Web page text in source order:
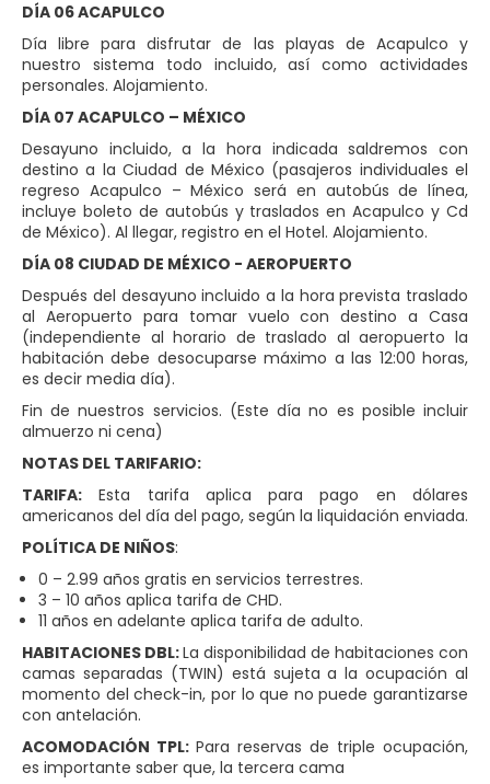
DÍA 06 ACAPULCO
Día libre para disfrutar de las playas de Acapulco y
nuestro sistema todo incluido, así como actividades
personales. Alojamiento.
DÍA 07 ACAPULCO – MÉXICO
Desayuno incluido, a la hora indicada saldremos con
destino a la Ciudad de México (pasajeros individuales el
regreso Acapulco – México será en autobús de línea,
incluye boleto de autobús y traslados en Acapulco y Cd
de México). Al llegar, registro en el Hotel. Alojamiento.
DÍA 08 CIUDAD DE MÉXICO - AEROPUERTO
Después del desayuno incluido a la hora prevista traslado
al Aeropuerto para tomar vuelo con destino a Casa
(independiente al horario de traslado al aeropuerto la
habitación debe desocuparse máximo a las 12:00 horas,
es decir media día).
Fin de nuestros servicios. (Este día no es posible incluir
almuerzo ni cena)
NOTAS DEL TARIFARIO:
TARIFA: Esta tarifa aplica para pago en dólares
americanos del día del pago, según la liquidación enviada.
POLÍTICA DE NIÑOS:
0 – 2.99 años gratis en servicios terrestres.
3 – 10 años aplica tarifa de CHD.
11 años en adelante aplica tarifa de adulto.
HABITACIONES DBL:La disponibilidad de habitaciones con
camas separadas (TWIN) está sujeta a la ocupación al
momento del check-in, por lo que no puede garantizarse
con antelación.
ACOMODACIÓN TPL: Para reservas de triple ocupación,
es importante saber que, la tercera cama